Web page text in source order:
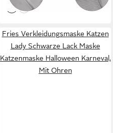
Krempe lustig beleuchtet),
Weihnachten Halloween
Geburtstag Hochzeit Festival
Fries Verkleidungsmaske Katzen
Lady Schwarze Lack Maske
Katzenmaske Halloween Karneval,
Mit Ohren